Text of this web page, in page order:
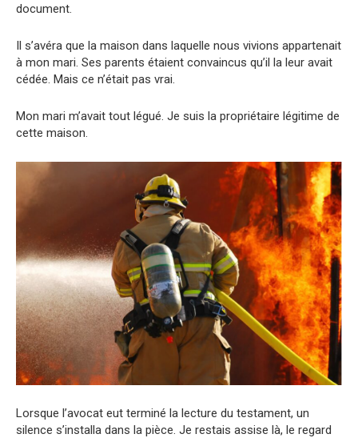
document.
Il s’avéra que la maison dans laquelle nous vivions appartenait
à mon mari. Ses parents étaient convaincus qu’il la leur avait
cédée. Mais ce n’était pas vrai.
Mon mari m’avait tout légué. Je suis la propriétaire légitime de
cette maison.
Lorsque l’avocat eut terminé la lecture du testament, un
silence s’installa dans la pièce. Je restais assise là, le regard